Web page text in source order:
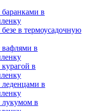
баранками в
в термоусадочную
вафлями в
в
леденцами в
лукумом в